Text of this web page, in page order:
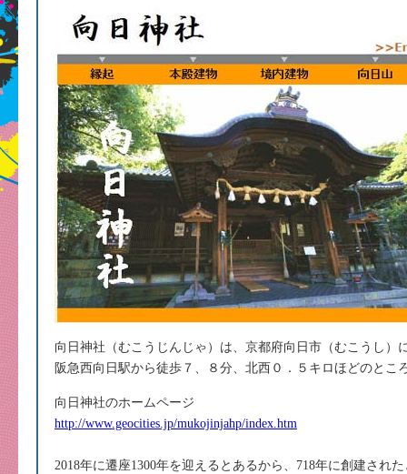
向日神社（むこうじんじゃ）は、京都府向日市（むこうし）
阪急西向日駅から徒歩７、８分、北西０．５キロほどのとこ
向日神社のホームページ
http://www.geocities.jp/mukojinjahp/index.htm
2018年に遷座1300年を迎えるとあるから、718年に創建され